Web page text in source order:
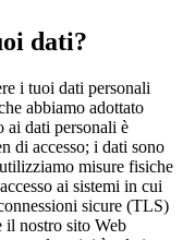
dati?
i tuoi dati personali
abbiamo adottato
ai dati personali è
di accesso; i dati sono
misure fisiche
ai sistemi in cui
sicure (TLS)
il nostro sito Web